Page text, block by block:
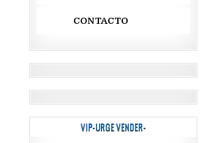
CONTACTO
VIP-URGE VENDER-